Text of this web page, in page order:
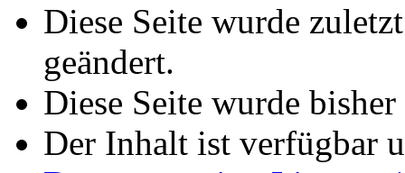
Diese Seite wurde
geändert.
Diese Seite wurde
Der Inhalt ist verfügbar